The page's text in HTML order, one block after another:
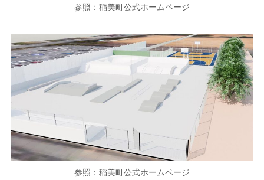
参照：稲美町公式ホームページ
参照：稲美町公式ホームページ